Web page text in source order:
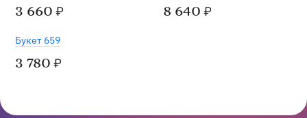
3 660 ₽ 8 640 ₽
Букет 659
3 780 ₽